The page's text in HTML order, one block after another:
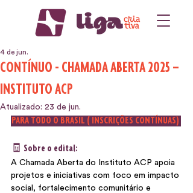
CONTÍNUO - CHAMADA ABERTA 2025 –
INSTITUTO ACP
4 de jun.
Atualizado: 23 de jun.
PARA TODO O BRASIL ( INSCRIÇÕES CONTÍNUAS)
🧾 Sobre o edital:
A Chamada Aberta do Instituto ACP apoia
projetos e iniciativas com foco em impacto
social, fortalecimento comunitário e